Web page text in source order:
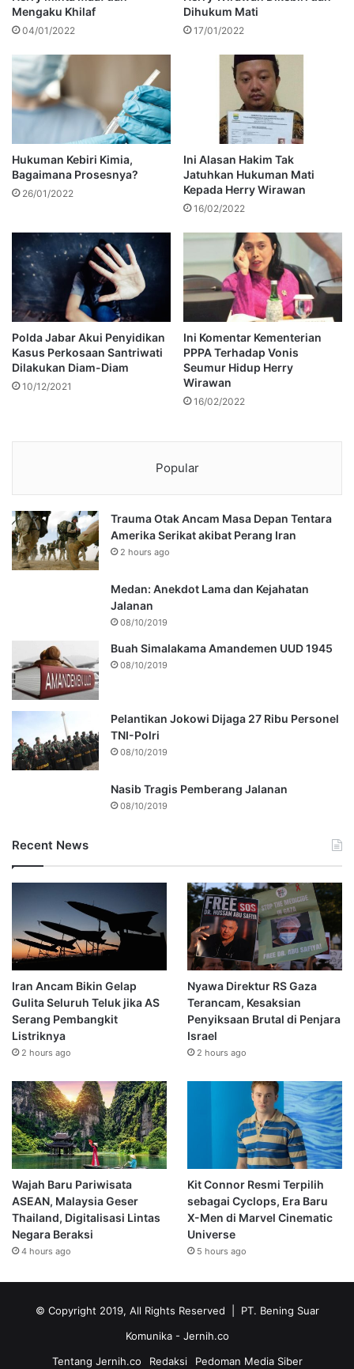
Mengaku Khilaf
04/01/2022
Dihukum Mati
17/01/2022
Hukuman Kebiri Kimia,
Bagaimana Prosesnya?
26/01/2022
Ini Alasan Hakim Tak
Jatuhkan Hukuman Mati
Kepada Herry Wirawan
16/02/2022
Polda Jabar Akui Penyidikan
Kasus Perkosaan Santriwati
Dilakukan Diam-Diam
10/12/2021
Ini Komentar Kementerian
PPPA Terhadap Vonis
Seumur Hidup Herry
Wirawan
16/02/2022
Popular
Trauma Otak Ancam Masa Depan Tentara
Amerika Serikat akibat Perang Iran
2 hours ago
Medan: Anekdot Lama dan Kejahatan
Jalanan
08/10/2019
Buah Simalakama Amandemen UUD 1945
08/10/2019
Pelantikan Jokowi Dijaga 27 Ribu Personel
TNI-Polri
08/10/2019
Nasib Tragis Pemberang Jalanan
08/10/2019
Recent News
Iran Ancam Bikin Gelap
Gulita Seluruh Teluk jika AS
Serang Pembangkit
Listriknya
2 hours ago
Nyawa Direktur RS Gaza
Terancam, Kesaksian
Penyiksaan Brutal di Penjara
Israel
2 hours ago
Wajah Baru Pariwisata
ASEAN, Malaysia Geser
Thailand, Digitalisasi Lintas
Negara Beraksi
4 hours ago
Kit Connor Resmi Terpilih
sebagai Cyclops, Era Baru
X-Men di Marvel Cinematic
Universe
5 hours ago
© Copyright 2019, All Rights Reserved | PT. Bening Suar
Komunika - Jernih.co
Tentang Jernih.co
Redaksi Pedoman Media Siber